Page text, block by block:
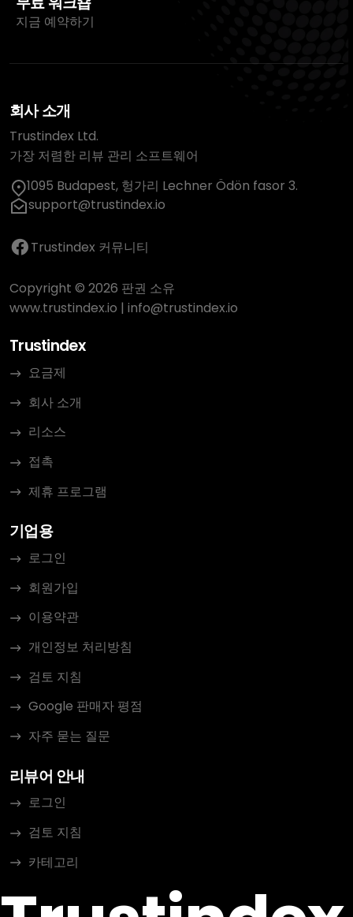
지금 예약하기
회사 소개
Trustindex Ltd.
가장 저렴한 리뷰 관리 소프트웨어
1095 Budapest, 헝가리 Lechner Ödön fasor 3.
support@trustindex.io
Trustindex 커뮤니티
Copyright © 2026 판권 소유
www.trustindex.io | info@trustindex.io
Trustindex
요금제
회사 소개
리소스
접촉
제휴 프로그램
기업용
로그인
회원가입
이용약관
개인정보 처리방침
검토 지침
Google 판매자 평점
자주 묻는 질문
리뷰어 안내
로그인
검토 지침
카테고리